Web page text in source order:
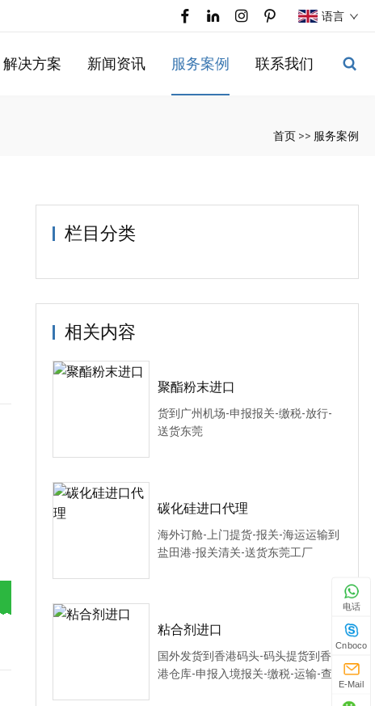
语言
解决方案 新闻资讯 服务案例 联系我们
首页 >> 服务案例
栏目分类
相关内容
聚酯粉末进口
货到广州机场-申报报关-缴税-放行-
送货东莞
碳化硅进口代理
海外订舱-上门提货-报关-海运运输到
盐田港-报关清关-送货东莞工厂
粘合剂进口
国外发货到香港码头-码头提货到香
港仓库-申报入境报关-缴税-运输-查
电话
Cnboco
E-Mail